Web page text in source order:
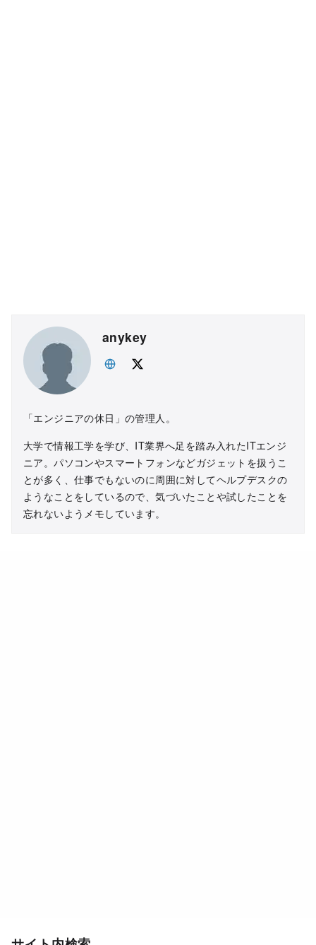
anykey
「エンジニアの休日」の管理人。
大学で情報工学を学び、IT業界へ足を踏み入れたITエンジ
ニア。パソコンやスマートフォンなどガジェットを扱うこ
とが多く、仕事でもないのに周囲に対してヘルプデスクの
ようなことをしているので、気づいたことや試したことを
忘れないようメモしています。